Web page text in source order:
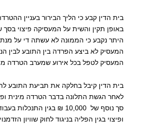
בית הדין קבע כי הליך הבירור בעניין
היתר נקבע כי הממונה לא עשתה די על מנת
המעסיק לא ביצע הפרדה בין התובע לבין
המעסיק לטפל בכל אירוע שמערב הטרדה
בית הדין קיבל בחלקה את תביעת התובע
לאחר הגשת התלונה בדבר הטרדה מינית
סך נוסף של 10,000 ₪ בגין
ופיצוי בגין הפליה בניגוד לחוק שוויון